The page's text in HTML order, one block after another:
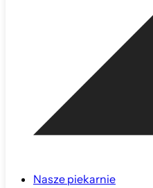
Nasze piekarnie